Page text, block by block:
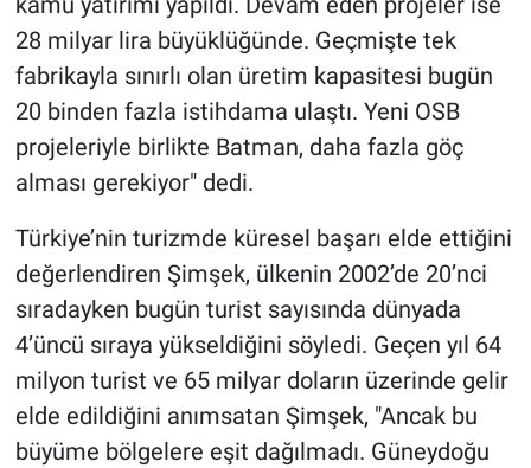
28 milyar lira büyüklüğünde. Geçmişte tek
fabrikayla sınırlı olan üretim kapasitesi bugün
20 binden fazla istihdama ulaştı. Yeni OSB
projeleriyle birlikte Batman, daha fazla göç
alması gerekiyor" dedi.
Türkiye’nin turizmde küresel başarı elde ettiğini
değerlendiren Şimşek, ülkenin 2002’de 20’nci
sıradayken bugün turist sayısında dünyada
4’üncü sıraya yükseldiğini söyledi. Geçen yıl 64
milyon turist ve 65 milyar doların üzerinde gelir
elde edildiğini anımsatan Şimşek, "Ancak bu
büyüme bölgelere eşit dağılmadı. Güneydoğu